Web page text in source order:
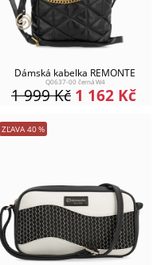
Dámská kabelka REMONTE
Q0637-00 černá W4
1 162 Kč
1 999Kč
ZĽAVA 40%